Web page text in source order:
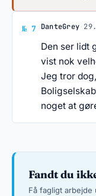
№ 7 Svar af
DanteGrey·
Den ser lidt
vist nok
Jeg tror
noget at
Fandt du
Få fagligt